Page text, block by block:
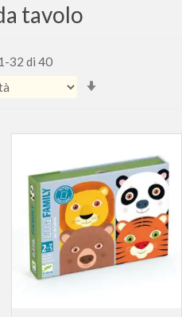
tavolo
-32 di 40